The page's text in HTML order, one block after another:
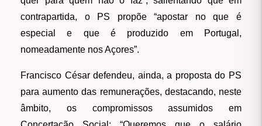
contrapartida, o PS propõe “apostar no que é
especial e que é produzido em Portugal,
nomeadamente nos Açores”.
Francisco César defendeu, ainda, a proposta do PS
para aumento das remunerações, destacando, neste
âmbito, os compromissos assumidos em